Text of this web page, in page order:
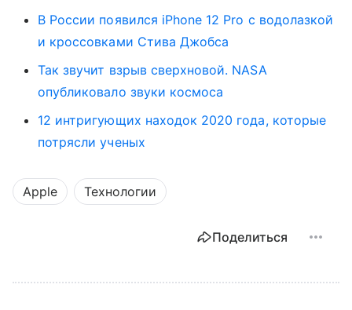
В России появился iPhone 12 Pro с водолазкой
и кроссовками Стива Джобса
Так звучит взрыв сверхновой. NASA
опубликовало звуки космоса
12 интригующих находок 2020 года, которые
потрясли ученых
Apple Технологии
Поделиться